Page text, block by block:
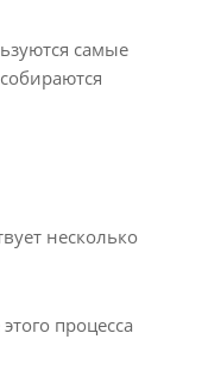
самые
несколько
процесса